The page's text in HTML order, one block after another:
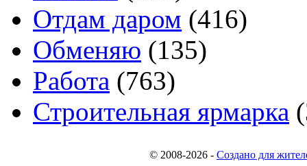
Отдам даром (416)
Обменяю (135)
Работа (763)
Строительная ярмарка
© 2008-2026 - Создано для